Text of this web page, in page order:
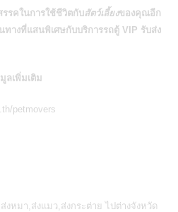
รรคในการใช้ชีวิตกับสัตว์เลี้ยงของคุณอีก
างที่แสนพิเศษกับบริการรถตู้ VIP รับส่ง
ลเพิ่มเติม
petmovers
งหมา,ส่งแมว,ส่งกระต่าย ไปต่างจังหวัด